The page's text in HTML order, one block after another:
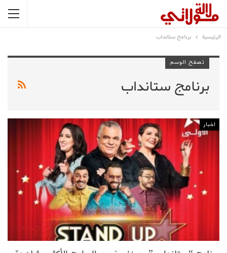
الرئيسية برنامج ستانداب
تصفح الوسم
برنامج ستانداب
اخبار